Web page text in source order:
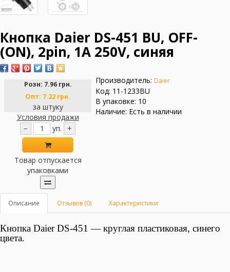
Кнопка Daier DS-451 BU, OFF-
(ON), 2pin, 1A 250V, синяя
Розн: 7.96 грн.
Опт: 7.22 грн.
за штуку
Условия продажи
−
уп. +
Товар отпускается
упаковками
Производитель: Daier
Код: 11-1233BU
В упаковке: 10
Наличие: Есть в наличии
Описание Отзывов (0) Характеристики
Кнопка Daier DS-451 — круглая пластиковая, синего
цвета.